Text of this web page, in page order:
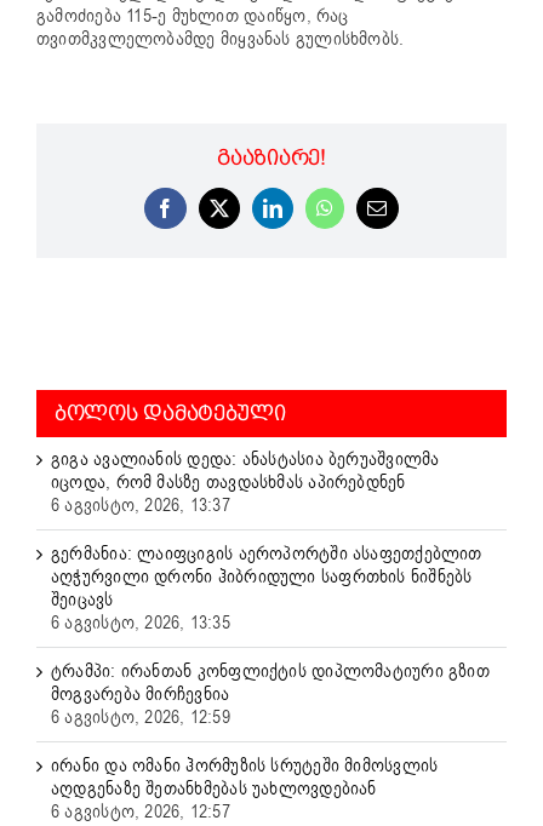
გამოძიება 115-ე მუხლით დაიწყო, რაც
თვითმკვლელობამდე მიყვანას გულისხმობს.
ᲒᲐᲐᲖᲘᲐᲠᲔ!
Facebook
X LinkedInWhatsApp
Email
ᲑᲝᲚᲝᲡ ᲓᲐᲛᲐᲢᲔᲑᲣᲚᲘ
გიგა ავალიანის დედა: ანასტასია ბერუაშვილმა
იცოდა, რომ მასზე თავდასხმას აპირებდნენ
6 აგვისტო, 2026, 13:37
გერმანია: ლაიფციგის აეროპორტში ასაფეთქებლით
აღჭურვილი დრონი ჰიბრიდული საფრთხის ნიშნებს
შეიცავს
6 აგვისტო, 2026, 13:35
ტრამპი: ირანთან კონფლიქტის დიპლომატიური გზით
მოგვარება მირჩევნია
6 აგვისტო, 2026, 12:59
ირანი და ომანი ჰორმუზის სრუტეში მიმოსვლის
აღდგენაზე შეთანხმებას უახლოვდებიან
6 აგვისტო, 2026, 12:57